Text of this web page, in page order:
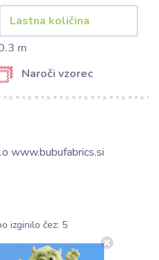
m
Naroči vzorec
www.bubufabrics.si
izginilo čez: 5